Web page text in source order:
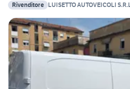
Rivenditore LUISETTO AUTOVEICOLI